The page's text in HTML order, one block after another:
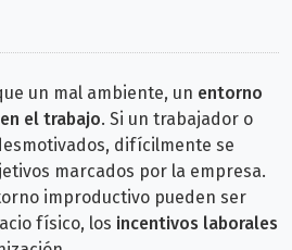
un mal ambiente, un entorno
el trabajo. Si un trabajador o
difícilmente se
marcados por la empresa.
improductivo pueden ser
físico, los incentivos laborales